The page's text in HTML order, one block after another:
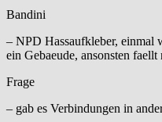
Bandini
– NPD Hassaufkleber, einmal
ein Gebaeude, ansonsten
Frage
– gab es Verbindungen in